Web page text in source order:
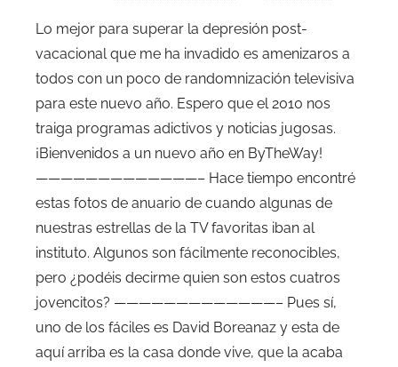
Lo mejor para superar la depresión post-
vacacional que me ha invadido es amenizaros a
todos con un poco de randomnización televisiva
para este nuevo año. Espero que el 2010 nos
traiga programas adictivos y noticias jugosas.
¡Bienvenidos a un nuevo año en ByTheWay!
—————————————– Hace tiempo encontré
estas fotos de anuario de cuando algunas de
nuestras estrellas de la TV favoritas iban al
instituto. Algunos son fácilmente reconocibles,
pero ¿podéis decirme quien son estos cuatros
jovencitos? —————————————– Pues sí,
uno de los fáciles es David Boreanaz y esta de
aquí arriba es la casa donde vive, que la acaba